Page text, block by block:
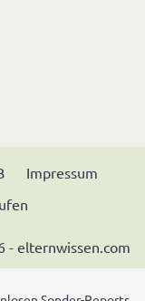
Impressum
- elternwissen.com